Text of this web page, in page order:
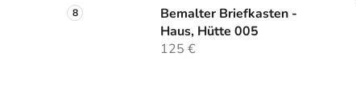
Bemalter Briefkasten -
Haus, Hütte 005
125 €